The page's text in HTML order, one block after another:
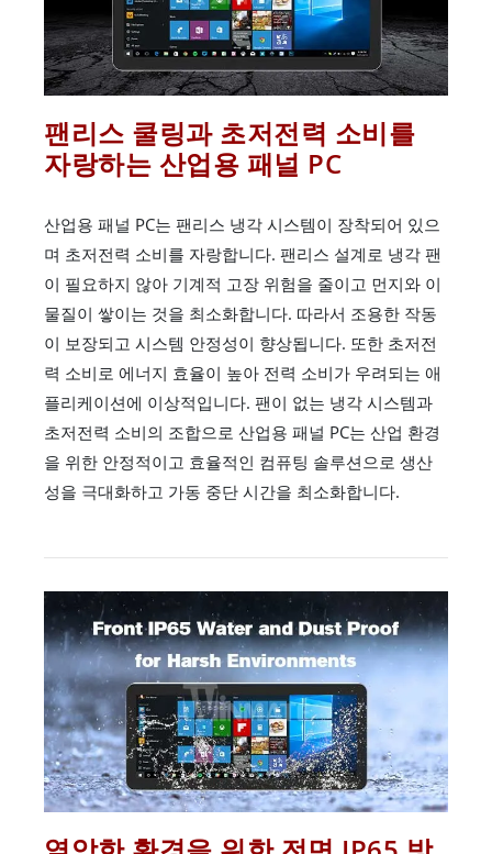
팬리스 쿨링과 초저전력 소비를
자랑하는 산업용 패널 PC
산업용 패널 PC는 팬리스 냉각 시스템이 장착되어 있으
며 초저전력 소비를 자랑합니다. 팬리스 설계로 냉각 팬
이 필요하지 않아 기계적 고장 위험을 줄이고 먼지와 이
물질이 쌓이는 것을 최소화합니다. 따라서 조용한 작동
이 보장되고 시스템 안정성이 향상됩니다. 또한 초저전
력 소비로 에너지 효율이 높아 전력 소비가 우려되는 애
플리케이션에 이상적입니다. 팬이 없는 냉각 시스템과
초저전력 소비의 조합으로 산업용 패널 PC는 산업 환경
을 위한 안정적이고 효율적인 컴퓨팅 솔루션으로 생산
성을 극대화하고 가동 중단 시간을 최소화합니다.